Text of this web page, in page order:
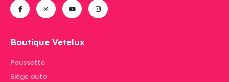
Boutique Vetelux
Poussette
Siège auto